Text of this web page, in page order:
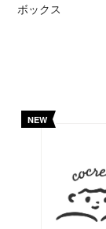
ボックス
NEW